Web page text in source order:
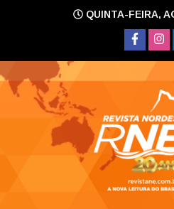
QUINTA-FEIRA,